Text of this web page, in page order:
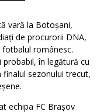
vară la Botoșani,
de procurorii DNA,
românesc.
în legătură cu
finalul sezonului trecut,
echipa FC Brașov